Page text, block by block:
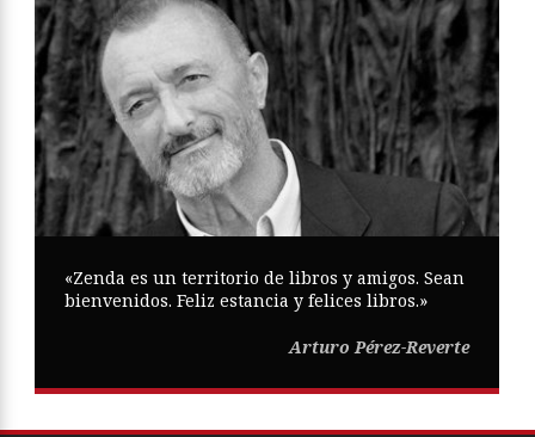
«Zenda es un territorio de libros y amigos. Sean
bienvenidos. Feliz estancia y felices libros.»
Arturo Pérez-Reverte